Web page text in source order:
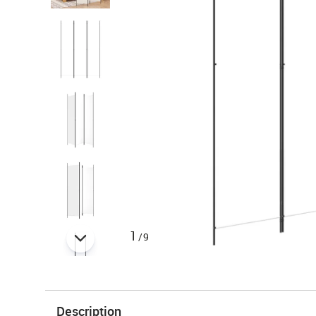
1 /9
Description